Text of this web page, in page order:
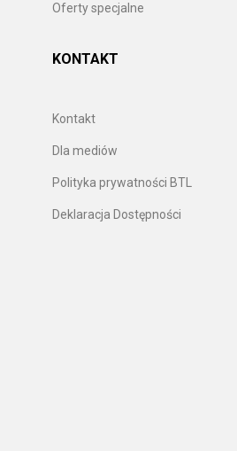
Oferty specjalne
KONTAKT
Kontakt
Dla mediów
Polityka prywatności BTL
Deklaracja Dostępności